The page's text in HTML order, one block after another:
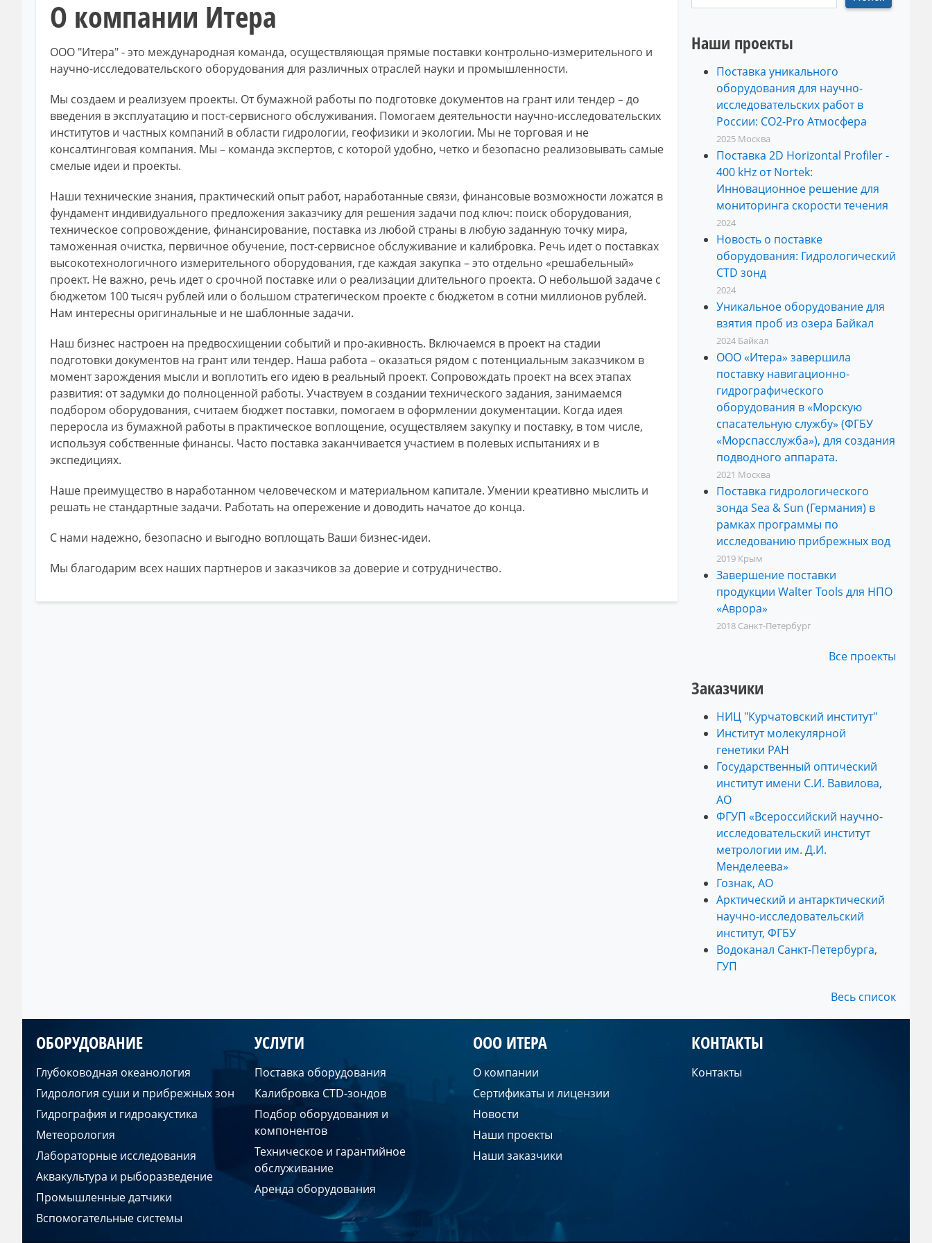
О компании Итера
ООО "Итера" - это международная команда, осуществляющая прямые поставки контрольно-измерительного и
научно-исследовательского оборудования для различных отраслей науки и промышленности.
Мы создаем и реализуем проекты. От бумажной работы по подготовке документов на грант или тендер – до
введения в эксплуатацию и пост-сервисного обслуживания. Помогаем деятельности научно-исследовательских
институтов и частных компаний в области гидрологии, геофизики и экологии. Мы не торговая и не
консалтинговая компания. Мы – команда экспертов, с которой удобно, четко и безопасно реализовывать самые
смелые идеи и проекты.
Наши технические знания, практический опыт работ, наработанные связи, финансовые возможности ложатся в
фундамент индивидуального предложения заказчику для решения задачи под ключ: поиск оборудования,
техническое сопровождение, финансирование, поставка из любой страны в любую заданную точку мира,
таможенная очистка, первичное обучение, пост-сервисное обслуживание и калибровка. Речь идет о поставках
высокотехнологичного измерительного оборудования, где каждая закупка – это отдельно «решабельный»
проект. Не важно, речь идет о срочной поставке или о реализации длительного проекта. О небольшой задаче с
бюджетом 100 тысяч рублей или о большом стратегическом проекте с бюджетом в сотни миллионов рублей.
Нам интересны оригинальные и не шаблонные задачи.
Наш бизнес настроен на предвосхищении событий и про-акивность. Включаемся в проект на стадии
подготовки документов на грант или тендер. Наша работа – оказаться рядом с потенциальным заказчиком в
момент зарождения мысли и воплотить его идею в реальный проект. Сопровождать проект на всех этапах
развития: от задумки до полноценной работы. Участвуем в создании технического задания, занимаемся
подбором оборудования, считаем бюджет поставки, помогаем в оформлении документации. Когда идея
переросла из бумажной работы в практическое воплощение, осуществляем закупку и поставку, в том числе,
используя собственные финансы. Часто поставка заканчивается участием в полевых испытаниях и в
экспедициях.
Наше преимущество в наработанном человеческом и материальном капитале. Умении креативно мыслить и
решать не стандартные задачи. Работать на опережение и доводить начатое до конца.
С нами надежно, безопасно и выгодно воплощать Ваши бизнес-идеи.
Мы благодарим всех наших партнеров и заказчиков за доверие и сотрудничество.
Наши проекты
Поставка уникального
оборудования для научно-
исследовательских работ в
России: CO2-Pro Атмосфера
2025 Москва
Поставка 2D Horizontal Profiler -
400 kHz от Nortek:
Инновационное решение для
мониторинга скорости течения
2024
Новость о поставке
оборудования: Гидрологический
CTD зонд
2024
Уникальное оборудование для
взятия проб из озера Байкал
2024 Байкал
ООО «Итера» завершила
поставку навигационно-
гидрографического
оборудования в «Морскую
спасательную службу» (ФГБУ
«Морспасслужба»), для создания
подводного аппарата.
2021 Москва
Поставка гидрологического
зонда Sea & Sun (Германия) в
рамках программы по
исследованию прибрежных вод
2019 Крым
Завершение поставки
продукции Walter Tools для НПО
«Аврора»
2018 Санкт-Петербург
Все проекты
Заказчики
НИЦ "Курчатовский институт"
Институт молекулярной
генетики РАН
Государственный оптический
институт имени С.И. Вавилова,
АО
ФГУП «Всероссийский научно-
исследовательский институт
метрологии им. Д.И.
Менделеева» ​​​​​​​
Гознак, АО
Арктический и антарктический
научно-исследовательский
институт, ФГБУ
Водоканал Санкт-Петербурга,
ГУП
Весь список
ОБОРУДОВАНИЕ
Глубоководная океанология
Гидрология суши и прибрежных зон
Гидрография и гидроакустика
Метеорология
Лабораторные исследования
Аквакультура и рыборазведение
Промышленные датчики
Вспомогательные системы
УСЛУГИ
Поставка оборудования
Калибровка CTD-зондов
Подбор оборудования и
компонентов
Техническое и гарантийное
обслуживание
Аренда оборудования
ООО ИТЕРА
О компании
Сертификаты и лицензии
Новости
Наши проекты
Наши заказчики
КОНТАКТЫ
Контакты